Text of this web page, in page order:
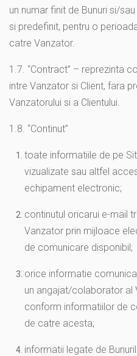
un numar finit de Bunuri si/
si predefinit, pentru o
catre Vanzator.
1.7. “Contract” – reprezinta
intre Vanzator si Client, fara
Vanzatorului si a Clientului.
1.8. “Continut”
toate informatiile de pe
vizualizate sau altfel
echipament electronic;
continutul oricarui e-mail
Vanzator prin mijloace
de comunicare disponibil;
orice informatie
un angajat/colaborator al
conform informatiilor de
de catre acesta;
informatii legate de